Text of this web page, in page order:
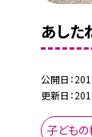
あした
公開日
更新日
子ども